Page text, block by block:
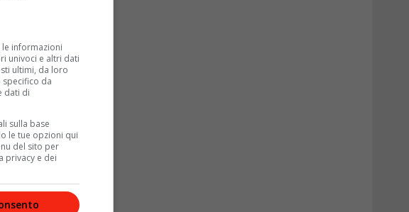
informazioni
univoci e altri dati
ultimi, da loro
specifico da
dati di
sulla base
le tue opzioni qui
del sito per
privacy e dei